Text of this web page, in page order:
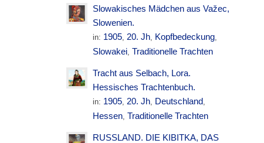
Slowakisches Mädchen aus Važec,
Slowenien.
in: 1905,20. Jh, Kopfbedeckung,
Slowakei, Traditionelle Trachten
Tracht aus Selbach, Lora.
Hessisches Trachtenbuch.
in: 1905,20. Jh, Deutschland,
Hessen, Traditionelle Trachten
RUSSLAND. DIE KIBITKA, DAS